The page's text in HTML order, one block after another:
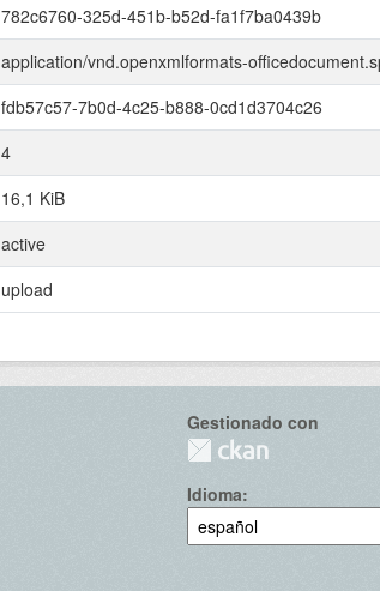
782c6760-325d-451b-b52d-fa1f7ba0439b
application/vnd.openxmlformats-
fdb57c57-7b0d-4c25-b888-0cd1d3704c26
4
16,1 KiB
active
upload
Gestionado con
Idioma